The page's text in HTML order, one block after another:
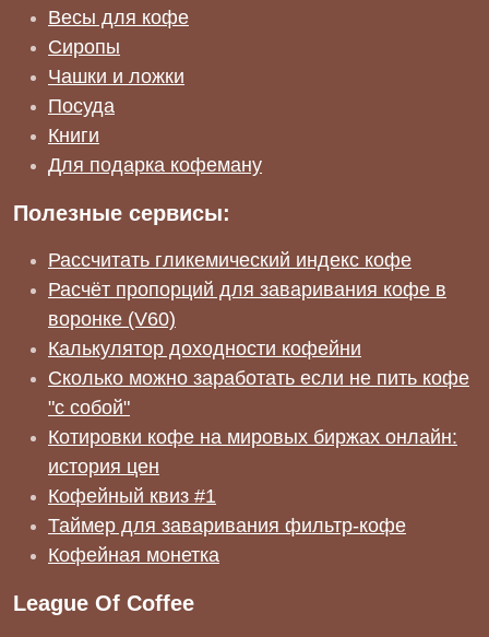
Весы для кофе
Сиропы
Чашки и ложки
Посуда
Книги
Для подарка кофеману
Полезные сервисы:
Рассчитать гликемический индекс кофе
Расчёт пропорций для заваривания кофе в
воронке (V60)
Калькулятор доходности кофейни
Сколько можно заработать если не пить кофе
"с собой"
Котировки кофе на мировых биржах онлайн:
история цен
Кофейный квиз #1
Таймер для заваривания фильтр-кофе
Кофейная монетка
League Of Coffee